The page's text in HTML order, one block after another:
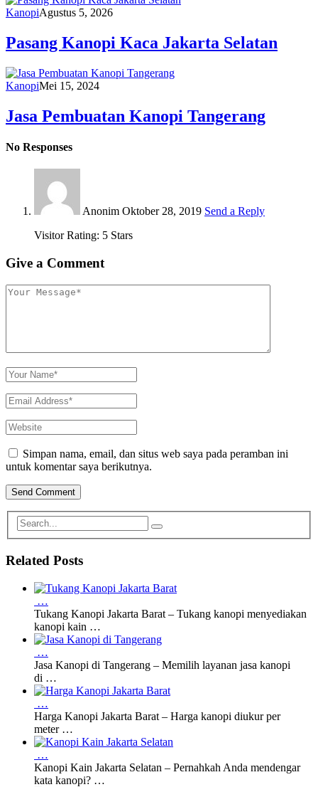
KanopiAgustus 5, 2026
Pasang Kanopi Kaca Jakarta Selatan
KanopiMei 15, 2024
Jasa Pembuatan Kanopi Tangerang
No Responses
Anonim Oktober 28, 2019 Send a Reply
Visitor Rating: 5 Stars
Give a Comment
Simpan nama, email, dan situs web saya pada peramban ini
untuk komentar saya berikutnya.
Related Posts
…
Tukang Kanopi Jakarta Barat – Tukang kanopi menyediakan
kanopi kain …
…
Jasa Kanopi di Tangerang – Memilih layanan jasa kanopi
di …
…
Harga Kanopi Jakarta Barat – Harga kanopi diukur per
meter …
…
Kanopi Kain Jakarta Selatan – Pernahkah Anda mendengar
kata kanopi? …